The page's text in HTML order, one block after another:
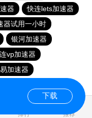
器
快连lets加速器
器试用一小时
银河加速器
vp加速器
加速器
排行 推荐
下载
0.167751s